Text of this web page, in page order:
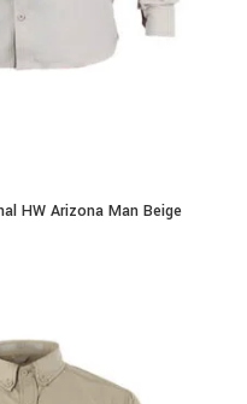
HW Arizona Man Beige